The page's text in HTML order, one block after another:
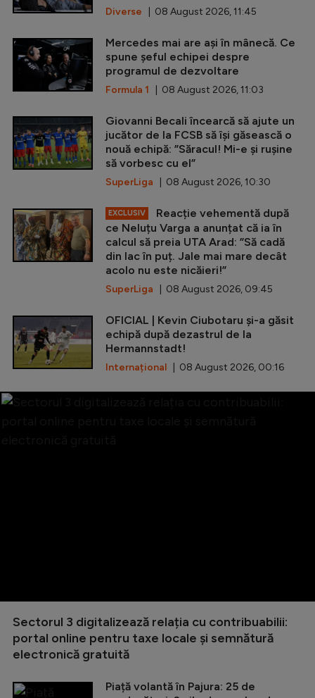
Diverse | 08 August 2026, 11:45
Mercedes mai are ași în mânecă. Ce
spune șeful echipei despre
programul de dezvoltare
Formula 1 | 08 August 2026, 11:03
Giovanni Becali încearcă să ajute un
jucător de la FCSB să își găsească o
nouă echipă: ”Săracul! Mi-e și rușine
să vorbesc cu el”
SuperLiga | 08 August 2026, 10:30
EXCLUSIV
Reacție vehementă după
ce Neluțu Varga a anunțat că ia în
calcul să preia UTA Arad: ”Să cadă
din lac în puț. Jale mai mare decât
acolo nu este nicăieri!”
SuperLiga | 08 August 2026, 09:45
OFICIAL | Kevin Ciubotaru și-a găsit
echipă după dezastrul de la
Hermannstadt!
Internațional | 08 August 2026, 00:16
Sectorul 3 digitalizează relația cu contribuabilii:
portal online pentru taxe locale și semnătură
electronică gratuită
Piață volantă în Pajura: 25 de